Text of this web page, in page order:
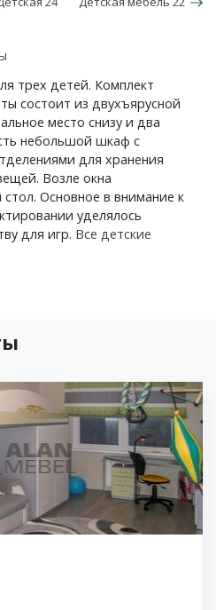
трех детей. Комплект
состоит из двухъярусной
место снизу и два
небольшой шкаф с
для хранения
Возле окна
Основное в внимание к
уделялось
для игр. Все детские